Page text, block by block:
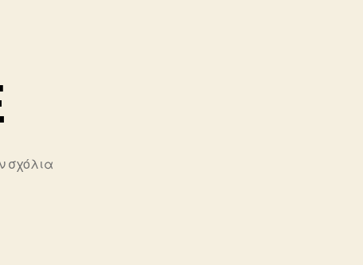
σχόλιαστο